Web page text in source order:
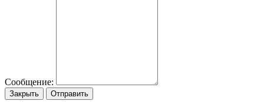
Сообщение:
Закрыть Отправить